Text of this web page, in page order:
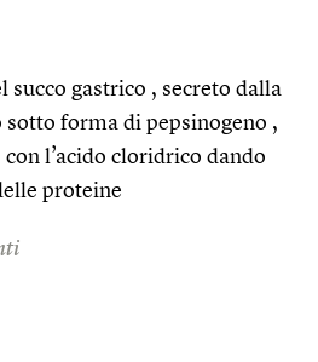
gastrico , secreto dalla
forma di pepsinogeno ,
l’acido cloridrico dando
proteine